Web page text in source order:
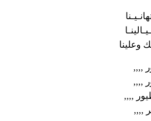
وعلينا
,,,,
,,,,
,,,,
,,,,